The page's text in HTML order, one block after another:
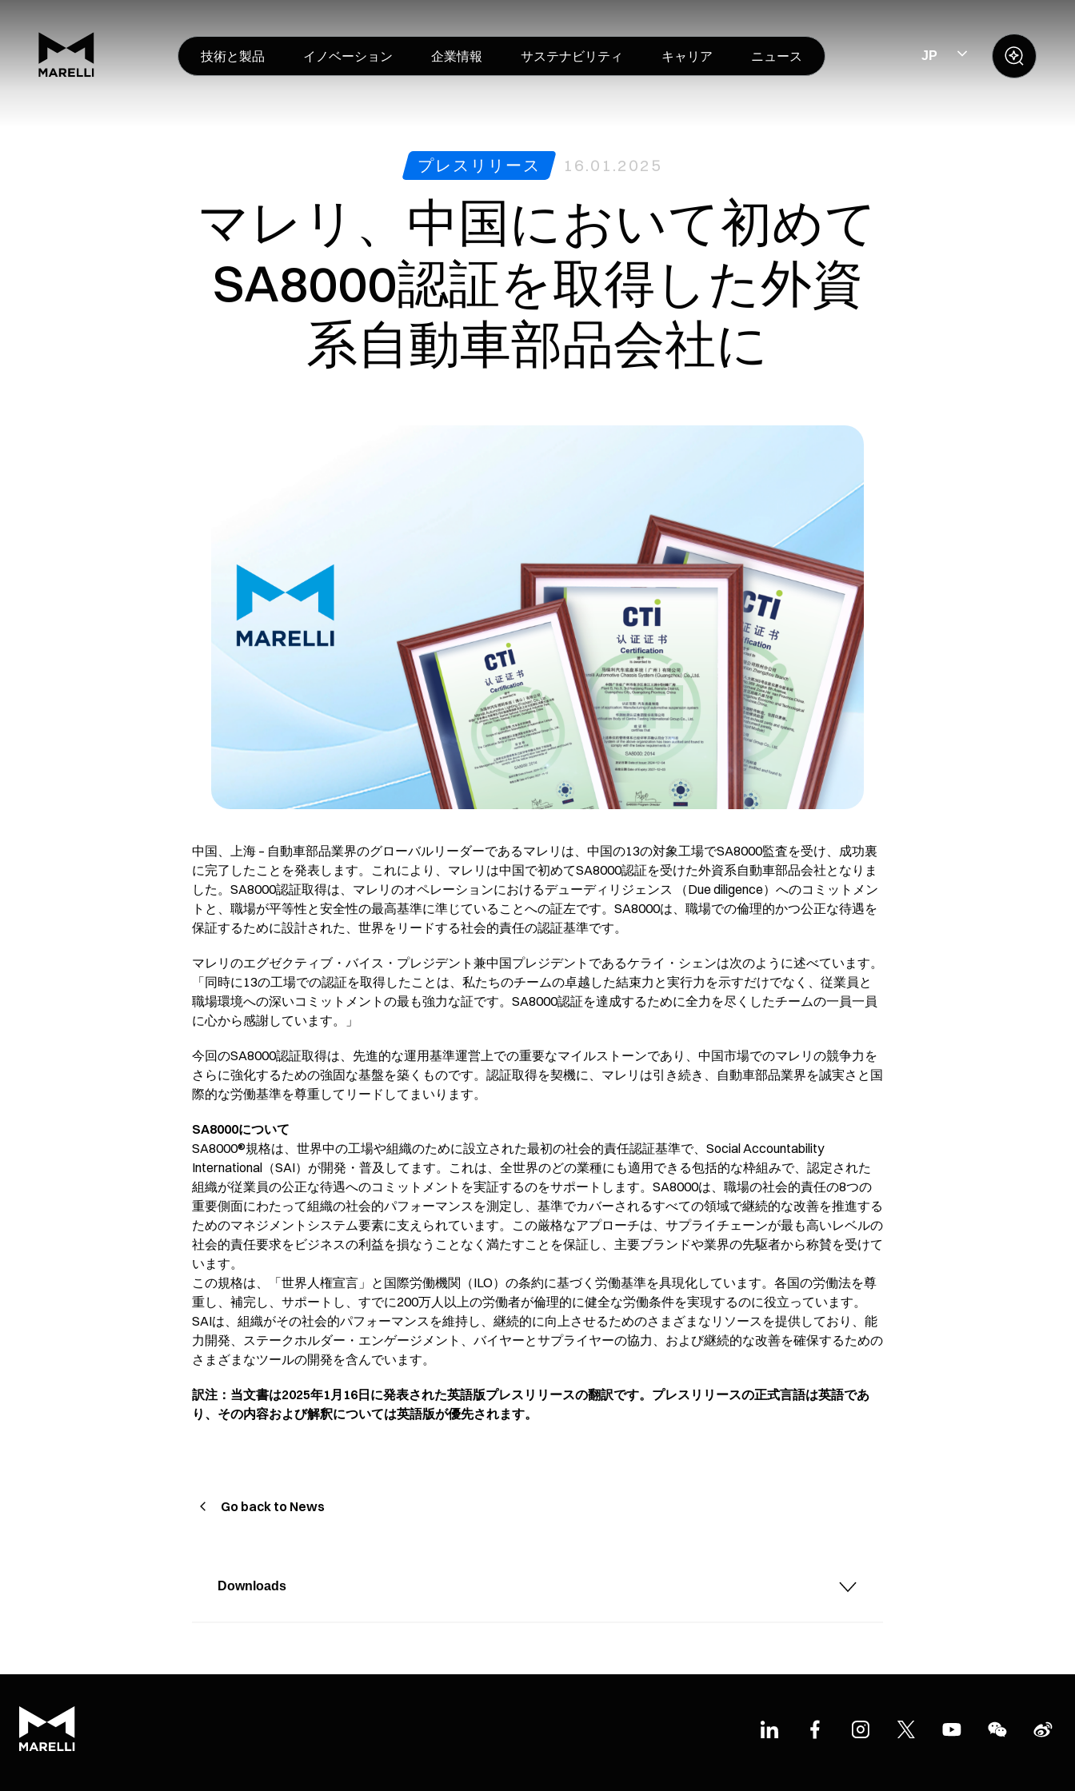
技術と製品 イノベーション 企業情報 サステナビリティ キャリア ニュース JP
プレスリリース 16.01.2025
マレリ、中国において初めて
SA8000認証を取得した外資
系自動車部品会社に
中国、上海 – 自動車部品業界のグローバルリーダーであるマレリは、中国の13の対象工場でSA8000監査を受け、成功裏
に完了したことを発表します。これにより、マレリは中国で初めてSA8000認証を受けた外資系自動車部品会社となりま
した。SA8000認証取得は、マレリのオペレーションにおけるデューディリジェンス （Due diligence）へのコミットメン
トと、職場が平等性と安全性の最高基準に準じていることへの証左です。SA8000は、職場での倫理的かつ公正な待遇を
保証するために設計された、世界をリードする社会的責任の認証基準です。
マレリのエグゼクティブ・バイス・プレジデント兼中国プレジデントであるケライ・シェンは次のように述べています。
「同時に13の工場での認証を取得したことは、私たちのチームの卓越した結束力と実行力を示すだけでなく、従業員と
職場環境への深いコミットメントの最も強力な証です。SA8000認証を達成するために全力を尽くしたチームの一員一員
に心から感謝しています。」
今回のSA8000認証取得は、先進的な運用基準運営上での重要なマイルストーンであり、中国市場でのマレリの競争力を
さらに強化するための強固な基盤を築くものです。認証取得を契機に、マレリは引き続き、自動車部品業界を誠実さと国
際的な労働基準を尊重してリードしてまいります。
SA8000について
SA8000®規格は、世界中の工場や組織のために設立された最初の社会的責任認証基準で、Social Accountability
International（SAI）が開発・普及してます。これは、全世界のどの業種にも適用できる包括的な枠組みで、認定された
組織が従業員の公正な待遇へのコミットメントを実証するのをサポートします。SA8000は、職場の社会的責任の8つの
重要側面にわたって組織の社会的パフォーマンスを測定し、基準でカバーされるすべての領域で継続的な改善を推進する
ためのマネジメントシステム要素に支えられています。この厳格なアプローチは、サプライチェーンが最も高いレベルの
社会的責任要求をビジネスの利益を損なうことなく満たすことを保証し、主要ブランドや業界の先駆者から称賛を受けて
います。
この規格は、「世界人権宣言」と国際労働機関（ILO）の条約に基づく労働基準を具現化しています。各国の労働法を尊
重し、補完し、サポートし、すでに200万人以上の労働者が倫理的に健全な労働条件を実現するのに役立っています。
SAIは、組織がその社会的パフォーマンスを維持し、継続的に向上させるためのさまざまなリソースを提供しており、能
力開発、ステークホルダー・エンゲージメント、バイヤーとサプライヤーの協力、および継続的な改善を確保するための
さまざまなツールの開発を含んでいます。
訳注：当文書は2025年1月16日に発表された英語版プレスリリースの翻訳です。プレスリリースの正式言語は英語であ
り、その内容および解釈については英語版が優先されます。
Go back to News
Downloads